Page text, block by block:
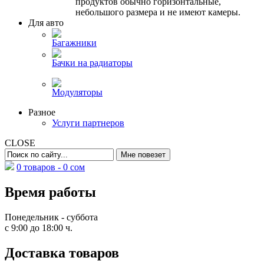
небольшого размера и не имеют камеры.
Для авто
Багажники
Бачки на радиаторы
Модуляторы
Разное
Услуги партнеров
CLOSE
0 товаров - 0 сом
Время работы
Понедельник - суббота
с 9:00 до 18:00 ч.
Доставка товаров